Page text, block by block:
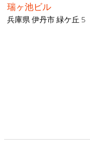
瑞ヶ池ビル
兵庫県 伊丹市 緑ケ丘 5